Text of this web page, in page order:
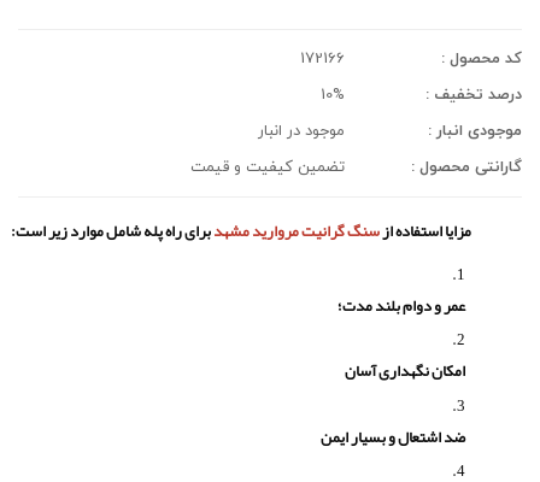
کد محصول :
172166
درصد تخفیف :
10%
موجودی انبار :
موجود در انبار
گارانتی محصول :
تضمین کیفیت و قیمت
مزایا استفاده ازسنگ گرانیت مروارید مشهدبرای راه پله شامل موارد زیر است:
عمر و دوام بلند مدت؛
امکان نگهداری آسان
ضد اشتعال و بسیار ایمن